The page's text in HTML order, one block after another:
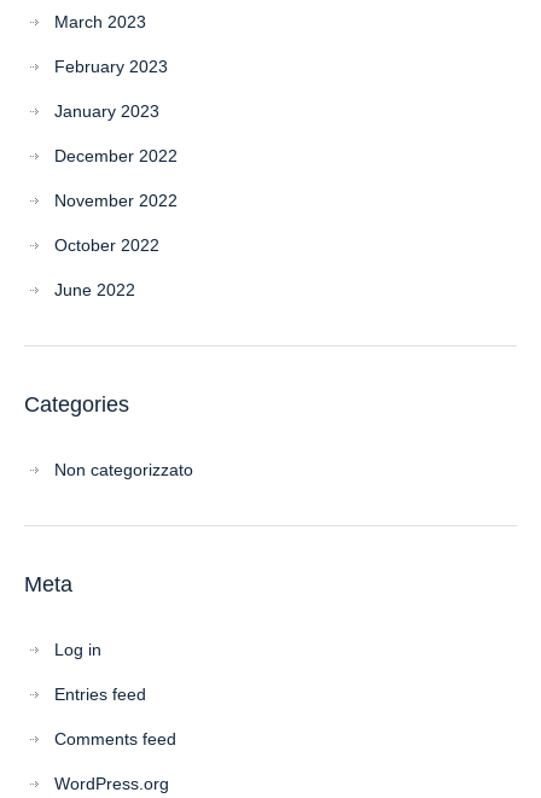
March 2023
February 2023
January 2023
December 2022
November 2022
October 2022
June 2022
Categories
Non categorizzato
Meta
Log in
Entries feed
Comments feed
WordPress.org